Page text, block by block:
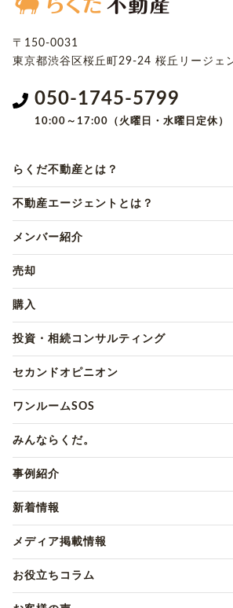
〒150-0031
東京都渋谷区桜丘町29-24 桜丘リージェ
050-1745-5799
10:00～17:00（火曜日・水曜日定休）
らくだ不動産とは？
不動産エージェントとは？
メンバー紹介
売却
購入
投資・相続コンサルティング
セカンドオピニオン
ワンルームSOS
みんならくだ。
事例紹介
新着情報
メディア掲載情報
お役立ちコラム